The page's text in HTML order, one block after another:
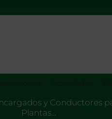
y Conductores
Plantas…